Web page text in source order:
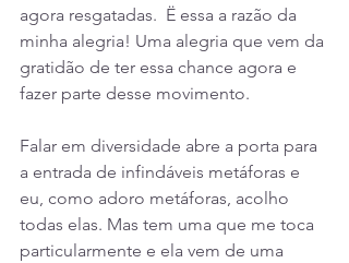
agora resgatadas.  Ë essa a razão da
minha alegria! Uma alegria que vem da
gratidão de ter essa chance agora e
fazer parte desse movimento.
Falar em diversidade abre a porta para
a entrada de infindáveis metáforas e
eu, como adoro metáforas, acolho
todas elas. Mas tem uma que me toca
particularmente e ela vem de uma